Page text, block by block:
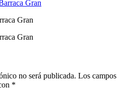
Gran
Gran
no será publicada. Los campos
*